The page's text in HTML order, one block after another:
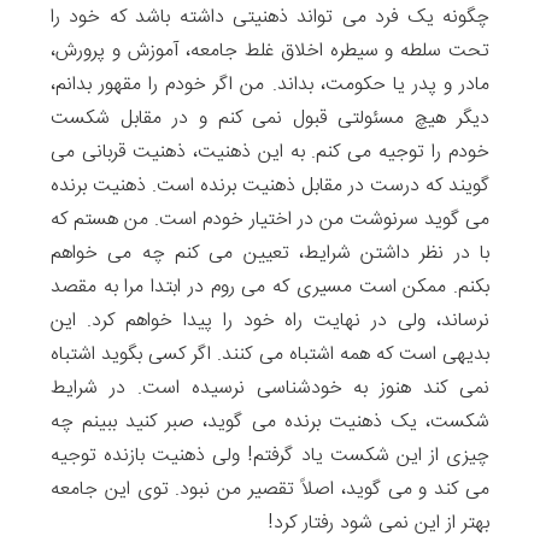
چگونه یک فرد می تواند ذهنیتی داشته باشد که خود را
تحت سلطه و سیطره اخلاق غلط جامعه، آموزش و پرورش،
مادر و پدر یا حکومت، بداند. من اگر خودم را مقهور بدانم،
دیگر هیچ مسئولتی قبول نمی کنم و در مقابل شکست
خودم را توجیه می کنم. به این ذهنیت، ذهنیت قربانی می
گویند که درست در مقابل ذهنیت برنده است. ذهنیت برنده
می گوید سرنوشت من در اختیار خودم است. من هستم که
با در نظر داشتن شرایط، تعیین می کنم چه می خواهم
بکنم. ممکن است مسیری که می روم در ابتدا مرا به مقصد
نرساند، ولی در نهایت راه خود را پیدا خواهم کرد. این
بدیهی است که همه اشتباه می کنند. اگر کسی بگوید اشتباه
نمی کند هنوز به خودشناسی نرسیده است. در شرایط
شکست، یک ذهنیت برنده می گوید، صبر کنید ببینم چه
چیزی از این شکست یاد گرفتم! ولی ذهنیت بازنده توجیه
می کند و می گوید، اصلاً تقصیر من نبود. توی این جامعه
بهتر از این نمی شود رفتار کرد!